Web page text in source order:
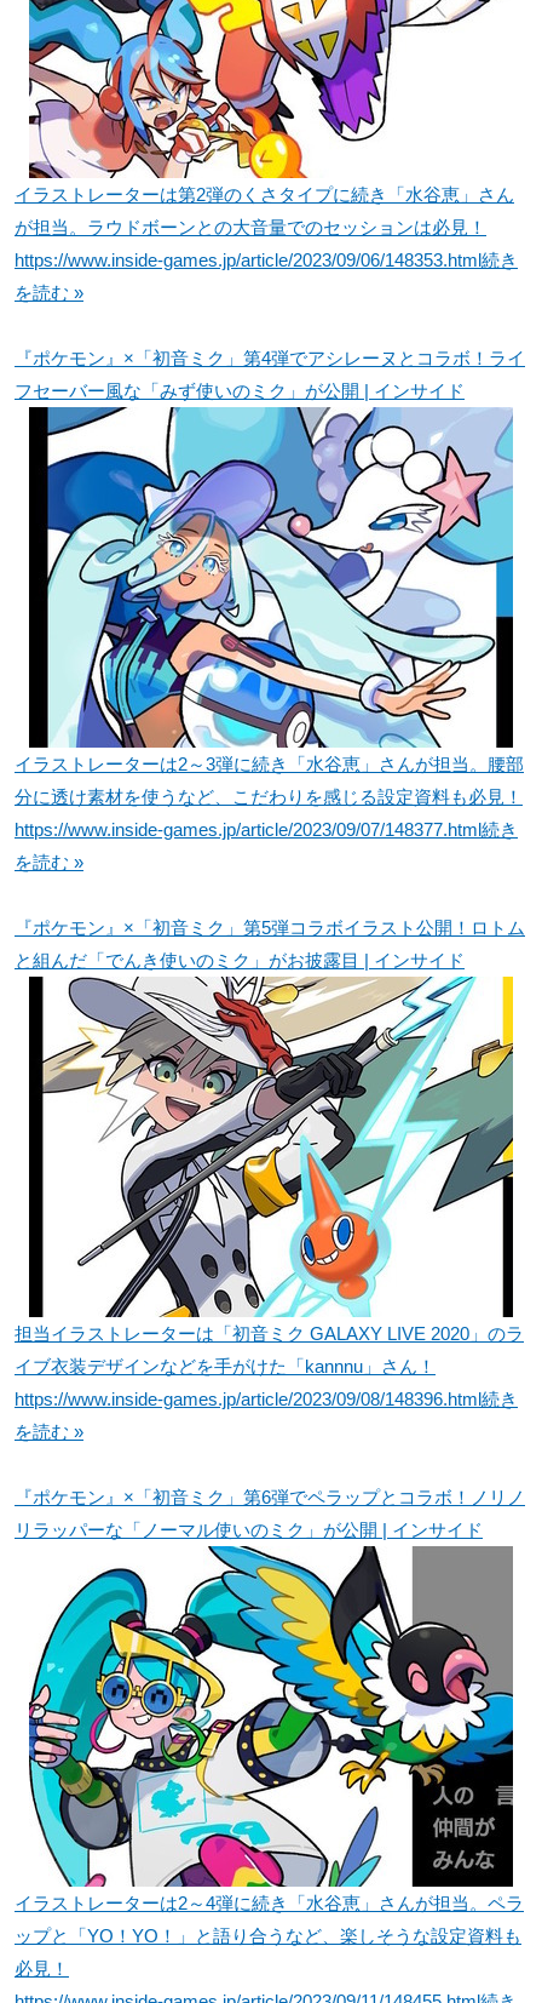
イラストレーターは第2弾のくさタイプに続き「水谷恵」さん
が担当。ラウドボーンとの大音量でのセッションは必見！
https://www.inside-games.jp/article/2023/09/06/148353.html続き
を読む »
『ポケモン』×「初音ミク」第4弾でアシレーヌとコラボ！ライ
フセーバー風な「みず使いのミク」が公開 | インサイド
イラストレーターは2～3弾に続き「水谷恵」さんが担当。腰部
分に透け素材を使うなど、こだわりを感じる設定資料も必見！
https://www.inside-games.jp/article/2023/09/07/148377.html続き
を読む »
『ポケモン』×「初音ミク」第5弾コラボイラスト公開！ロトム
と組んだ「でんき使いのミク」がお披露目 | インサイド
担当イラストレーターは「初音ミク GALAXY LIVE 2020」のラ
イブ衣装デザインなどを手がけた「kannnu」さん！
https://www.inside-games.jp/article/2023/09/08/148396.html続き
を読む »
『ポケモン』×「初音ミク」第6弾でペラップとコラボ！ノリノ
リラッパーな「ノーマル使いのミク」が公開 | インサイド
イラストレーターは2～4弾に続き「水谷恵」さんが担当。ペラ
ップと「YO！YO！」と語り合うなど、楽しそうな設定資料も
必見！